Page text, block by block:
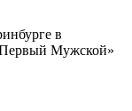
в
Мужской»